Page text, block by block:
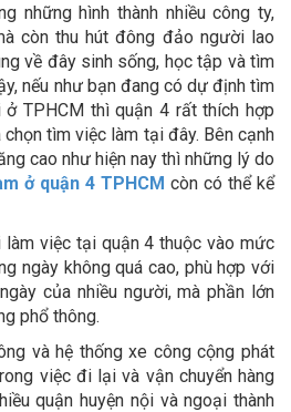
những hình thành nhiều công ty,
còn thu hút đông đảo người lao
về đây sinh sống, học tập và tìm
nếu như bạn đang có dự định tìm
TPHCM thì quận 4 rất thích hợp
tìm việc làm tại đây. Bên cạnh
cao như hiện nay thì những lý do
ở quận 4 TPHCM còn có thể kể
làm việc tại quận 4 thuộc vào mức
ngày không quá cao, phù hợp với
của nhiều người, mà phần lớn
phổ thông.
và hệ thống xe công cộng phát
việc đi lại và vận chuyển hàng
quận huyện nội và ngoại thành